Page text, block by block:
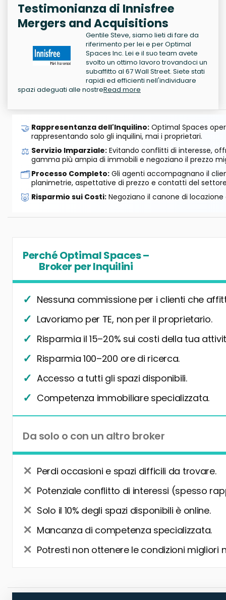
Testimonianza di Innisfree
Mergers and Acquisitions
Gentile Steve, siamo lieti di fare da
riferimento per lei e per Optimal
Spaces Inc. Lei e il suo team avete
svolto un ottimo lavoro trovandoci un
subaffitto al 67 Wall Street. Siete stati
rapidi ed efficienti nell'individuare
spazi adeguati alle nostreRead more
🤝 Rappresentanza dell'Inquilino: Optimal Spaces
rappresentando solo gli inquilini, mai i proprietari.
⚖️ Servizio Imparziale: Evitando conflitti di interesse,
gamma più ampia di immobili e negoziano il prezzo
🗂️Processo Completo: Gli agenti accompagnano il
planimetrie, aspettative di prezzo e contatti del
🐷 Risparmio sui Costi: Negoziano il canone di
Perché Optimal Spaces –
Broker per Inquilini
Nessuna commissione per i clienti che
Lavoriamo per TE, non per il proprietario.
Risparmia il 15–20% sui costi della tua
Risparmia 100–200 ore di ricerca.
Accesso a tutti gli spazi disponibili.
Competenza immobiliare specializzata.
Da solo o con un altro broker
Perdi occasioni e spazi difficili da trovare.
Potenziale conflitto di interessi (spesso
Solo il 10% degli spazi disponibili è online.
Mancanza di competenza specializzata.
Potresti non ottenere le condizioni migliori